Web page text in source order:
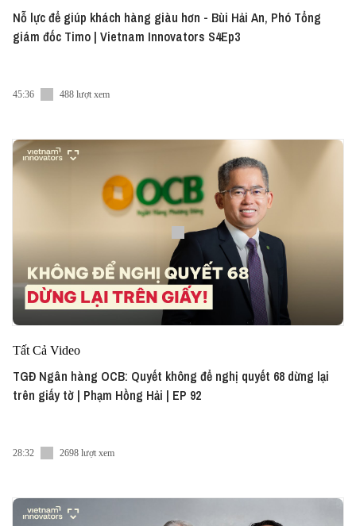
Nỗ lực để giúp khách hàng giàu hơn - Bùi Hải An, Phó Tổng
giám đốc Timo | Vietnam Innovators S4Ep3
45:36 488 lượt xem
Tất Cả Video
TGĐ Ngân hàng OCB: Quyết không để nghị quyết 68 dừng lại
trên giấy tờ | Phạm Hồng Hải | EP 92
28:32 2698 lượt xem